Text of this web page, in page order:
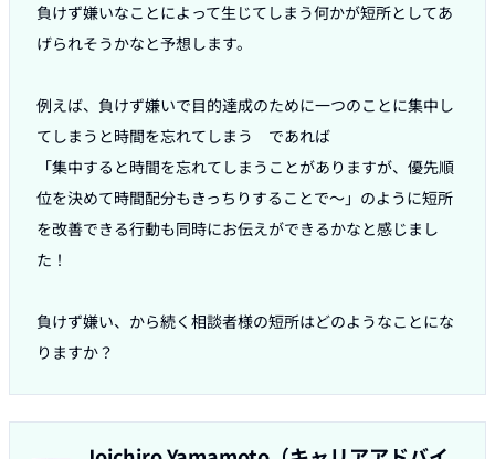
負けず嫌いなことによって生じてしまう何かが短所としてあ
げられそうかなと予想します。
例えば、負けず嫌いで目的達成のために一つのことに集中し
てしまうと時間を忘れてしまう　であれば
「集中すると時間を忘れてしまうことがありますが、優先順
位を決めて時間配分もきっちりすることで〜」のように短所
を改善できる行動も同時にお伝えができるかなと感じまし
た！
負けず嫌い、から続く相談者様の短所はどのようなことにな
りますか？